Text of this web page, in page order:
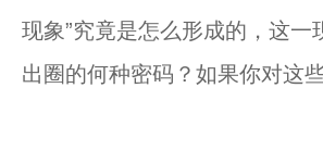
现象”究竟是怎么形成的，这一
出圈的何种密码？如果你对这